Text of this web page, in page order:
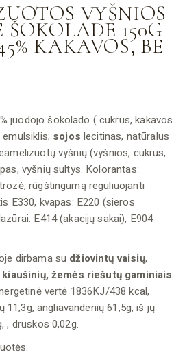
VYŠNIOS
ŠOKOLADE 150G
KAKAVOS, BE
juodojo šokolado ( cukrus, kakavos
sojos lecitinas, natūralus
vyšnių (vyšnios, cukrus,
vyšnių sultys. Kolorantas:
rūgštingumą reguliuojanti
E330, kvapas: E220 (sieros
E414 (akacijų sakai), E904
dirbama su džiovintų vaisių,
žemės riešutų gaminiais.
vertė 1836KJ/438 kcal,
11,3g, angliavandenių 61,5g, iš jų
, druskos 0,02g.